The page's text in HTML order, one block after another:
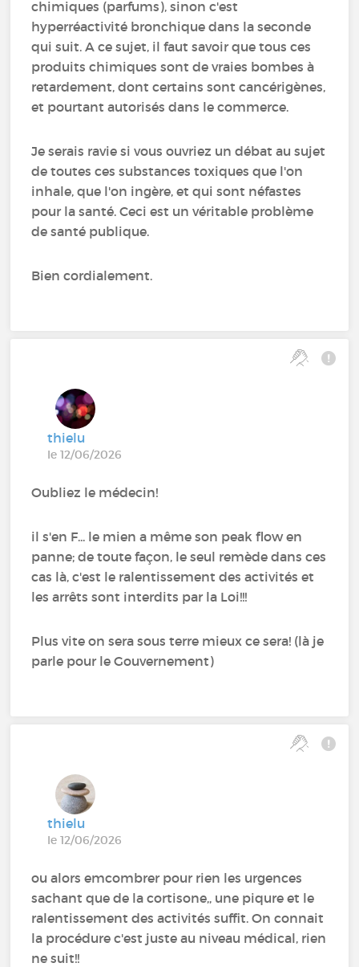
chimiques (parfums), sinon c'est
hyperréactivité bronchique dans la seconde
qui suit. A ce sujet, il faut savoir que tous ces
produits chimiques sont de vraies bombes à
retardement, dont certains sont cancérigènes,
et pourtant autorisés dans le commerce.
Je serais ravie si vous ouvriez un débat au sujet
de toutes ces substances toxiques que l'on
inhale, que l'on ingère, et qui sont néfastes
pour la santé. Ceci est un véritable problème
de santé publique.
Bien cordialement.
thielu
le 12/06/2026
Oubliez le médecin!
il s'en F... le mien a même son peak flow en
panne; de toute façon, le seul remède dans ces
cas là, c'est le ralentissement des activités et
les arrêts sont interdits par la Loi!!!
Plus vite on sera sous terre mieux ce sera! (là je
parle pour le Gouvernement)
thielu
le 12/06/2026
ou alors emcombrer pour rien les urgences
sachant que de la cortisone,, une piqure et le
ralentissement des activités suffit. On connait
la procédure c'est juste au niveau médical, rien
ne suit!!